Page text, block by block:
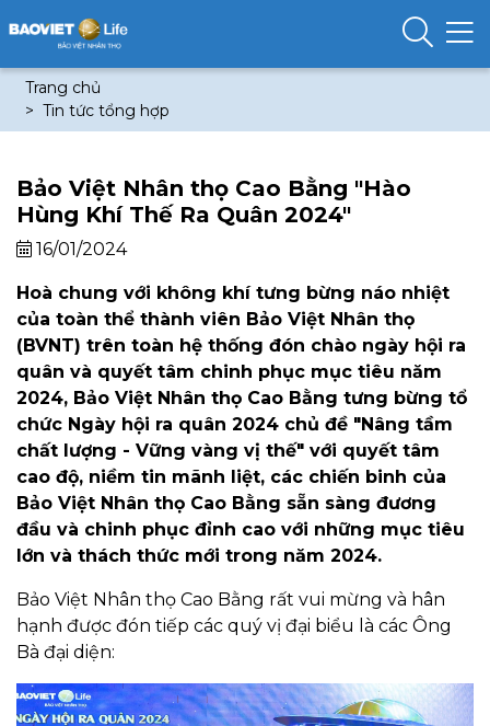
Trang chủ
Tin tức tổng hợp
Bảo Việt Nhân thọ Cao Bằng "Hào
Hùng Khí Thế Ra Quân 2024"
16/01/2024
Hoà chung với không khí tưng bừng náo nhiệt
của toàn thể thành viên Bảo Việt Nhân thọ
(BVNT) trên toàn hệ thống đón chào ngày hội ra
quân và quyết tâm chinh phục mục tiêu năm
2024, Bảo Việt Nhân thọ Cao Bằng tưng bừng tổ
chức Ngày hội ra quân 2024 chủ đề "Nâng tầm
chất lượng - Vững vàng vị thế" với quyết tâm
cao độ, niềm tin mãnh liệt, các chiến binh của
Bảo Việt Nhân thọ Cao Bằng sẵn sàng đương
đầu và chinh phục đỉnh cao với những mục tiêu
lớn và thách thức mới trong năm 2024.
Bảo Việt Nhân thọ Cao Bằng rất vui mừng và hân
hạnh được đón tiếp các quý vị đại biểu là các Ông
Bà đại diện: